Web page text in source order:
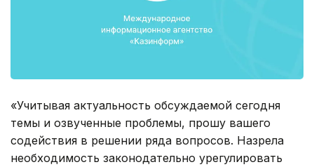
«Учитывая актуальность обсуждаемой сегодня
темы и озвученные проблемы, прошу вашего
содействия в решении ряда вопросов. Назрела
необходимость законодательно урегулировать